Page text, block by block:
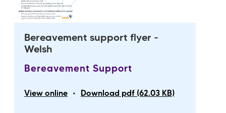
Bereavement support flyer -
Welsh
Bereavement Support
View online • Download pdf (62.03 KB)